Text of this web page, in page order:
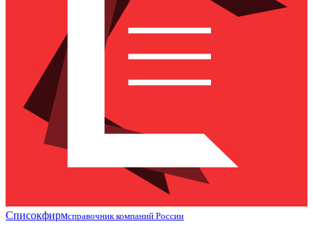
Списокфирмсправочник компаний России